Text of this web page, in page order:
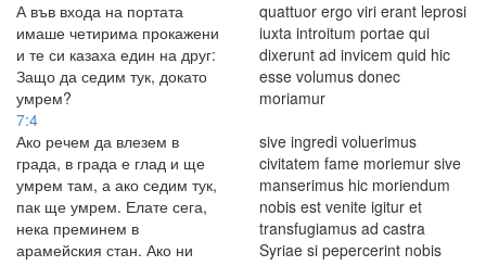
А във входа на портата
имаше четирима прокажени
и те си казаха един на друг:
Защо да седим тук, докато
умрем?
quattuor ergo viri erant leprosi
iuxta introitum portae qui
dixerunt ad invicem quid hic
esse volumus donec
moriamur
7:4
Ако речем да влезем в
града, в града е глад и ще
умрем там, а ако седим тук,
пак ще умрем. Елате сега,
нека преминем в
арамейския стан. Ако ни
sive ingredi voluerimus
civitatem fame moriemur sive
manserimus hic moriendum
nobis est venite igitur et
transfugiamus ad castra
Syriae si pepercerint nobis